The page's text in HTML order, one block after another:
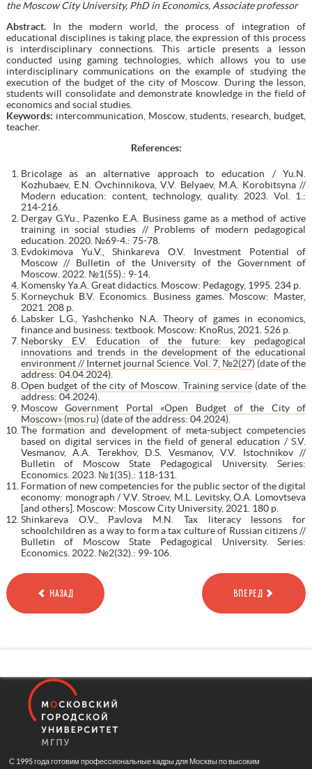
the Moscow City University, PhD in Economics, Associate professor
Abstract. In the modern world, the process of integration of
educational disciplines is taking place, the expression of this process
is interdisciplinary connections. This article presents a lesson
conducted using gaming technologies, which allows you to use
interdisciplinary communications on the example of studying the
execution of the budget of the city of Moscow. During the lesson,
students will consolidate and demonstrate knowledge in the field of
economics and social studies.
Keywords: intercommunication, Moscow, students, research, budget,
teacher.
References:
Bricolage as an alternative approach to education / Yu.N.
Kozhubaev, E.N. Ovchinnikova, V.V. Belyaev, M.A. Korobitsyna //
Modern education: content, technology, quality. 2023. Vol. 1.:
214-216.
Dergay G.Yu., Pazenko E.A. Business game as a method of active
training in social studies // Problems of modern pedagogical
education. 2020. №69-4.: 75-78.
Evdokimova Yu.V., Shinkareva O.V. Investment Potential of
Moscow // Bulletin of the University of the Government of
Moscow. 2022. №1(55).: 9-14.
Komensky Ya.A. Great didactics. Moscow: Pedagogy, 1995. 234 p.
Korneychuk B.V. Economics. Business games. Moscow: Master,
2021. 208 p.
Labsker L.G., Yashchenko N.A. Theory of games in economics,
finance and business: textbook. Moscow: KnoRus, 2021. 526 p.
Neborsky E.V. Education of the future: key pedagogical
innovations and trends in the development of the educational
environment // Internet journal Science. Vol. 7, №2(27) (date of the
address: 04.04.2024).
Open budget of the city of Moscow. Training service (date of the
address: 04.2024).
Moscow Government Portal «Open Budget of the City of
Moscow» (mos.ru)(date of the address: 04.2024).
The formation and development of meta-subject competencies
based on digital services in the field of general education / S.V.
Vesmanov, A.A. Terekhov, D.S. Vesmanov, V.V. Istochnikov //
Bulletin of Moscow State Pedagogical University. Series:
Economics. 2023. №1(35).: 118-131.
Formation of new competencies for the public sector of the digital
economy: monograph / V.V. Stroev, M.L. Levitsky, O.A. Lomovtseva
[and others]. Moscow: Moscow City University, 2021. 180 p.
Shinkareva O.V., Pavlova M.N. Tax literacy lessons for
schoolchildren as a way to form a tax culture of Russian citizens //
Bulletin of Moscow State Pedagogical University. Series:
Economics. 2022. №2(32).: 99-106.
НАЗАД ВПЕРЕД
С 1995 года готовим профессиональные кадры для Москвы по высоким